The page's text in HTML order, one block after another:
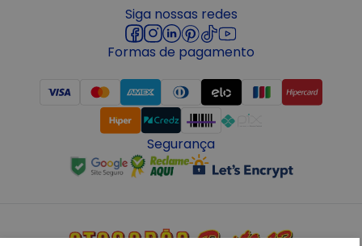
Siga nossas redes
Formas de pagamento
Segurança